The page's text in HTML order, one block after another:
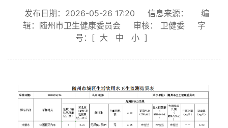
发布日期：2026-05-26 17:20 信息来源：
编
辑：随州市卫生健康委员会
审核： 卫健委
字
号：[ 大 中 小 ]